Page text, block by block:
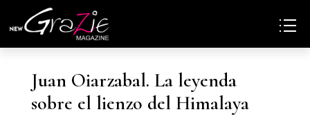
Juan Oiarzabal. La leyenda
sobre el lienzo del Himalaya